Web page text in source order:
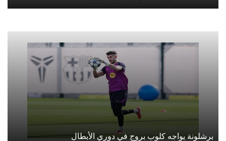
برشلونة يواجه كلوب بروج في دوري الأبطال